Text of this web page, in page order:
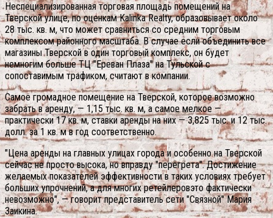
Неспециализированная торговая площадь помещений на
Тверской улице, по оценкам Kalinka Realty, образовывает около
28 тыс. кв. м, что может сравниться со средним торговым
комплексом районного масштаба. В случае если объединить все
магазины Тверской в один торговый комплекс, он будет
немногим больше ТЦ "Ереван Плаза" на Тульской с
сопоставимым трафиком, считают в компании.
Самое громадное помещение на Тверской, которое возможно
забрать в аренду, — 1,15 тыс. кв. м, а самое мелкое —
практически 17 кв. м, ставки аренды на них — 3,825 тыс. и 12 тыс.
долл. за 1 кв. м в год соответственно.
"Цена аренды на главных улицах города и особенно на Тверской
сейчас не просто высока, но вправду "перегрета". Достижение
желаемых показателей эффективности в таких условиях требует
больших упрочнений, а для многих ретейлеровэто фактически
невозможно", — говорит представитель сети "Связной" Мария
Заикина.